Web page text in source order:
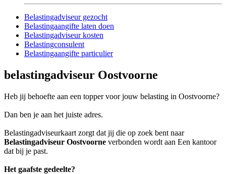
Belastingadviseur gezocht
Belastingaangifte laten doen
Belastingadviseur kosten
Belastingconsulent
Belastingaangifte particulier
belastingadviseur Oostvoorne
Heb jij behoefte aan een topper voor jouw belasting in Oostvoorne?
Dan ben je aan het juiste adres.
Belastingadviseurkaart zorgt dat jij die op zoek bent naar
Belastingadviseur Oostvoorne verbonden wordt aan Een kantoor
dat bij je past.
Het gaafste gedeelte?